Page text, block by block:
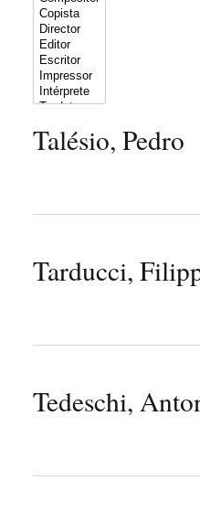
Talésio, Pedro
Tarducci,
Tedeschi,